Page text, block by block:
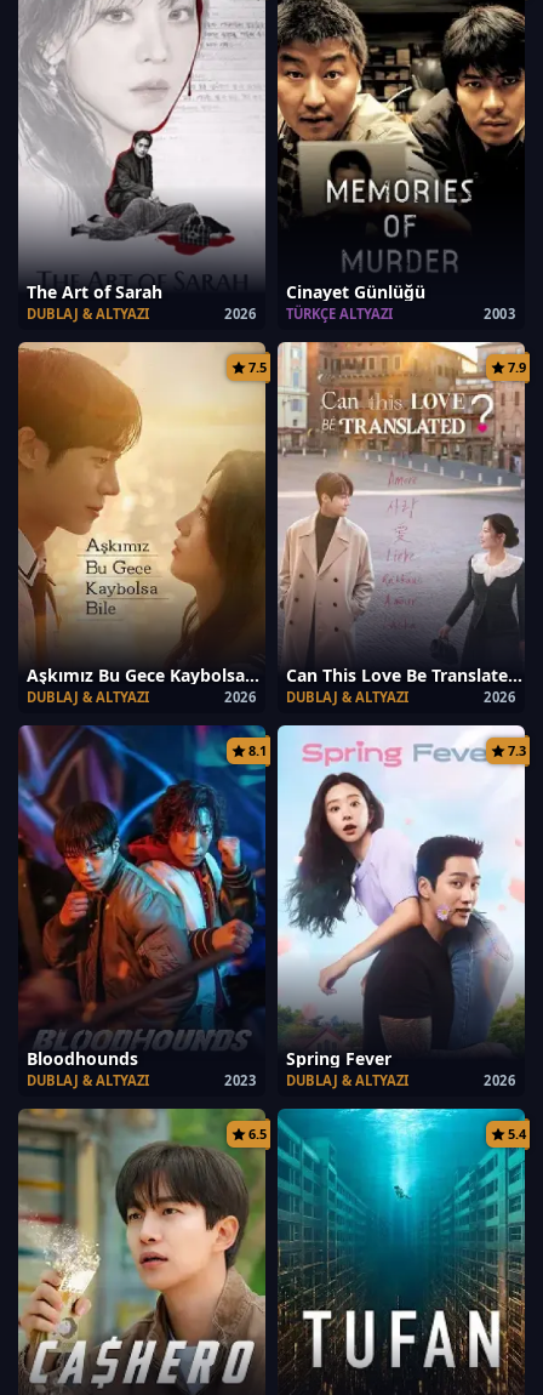
The Art of Sarah
2026
DUBLAJ & ALTYAZI
Cinayet Günlüğü
2003
TÜRKÇE ALTYAZI
7.5
Aşkımız Bu Gece Kaybolsa Bile
2026
DUBLAJ & ALTYAZI
7.9
Can This Love Be Translated?
2026
DUBLAJ & ALTYAZI
8.1
Bloodhounds
2023
DUBLAJ & ALTYAZI
7.3
Spring Fever
2026
DUBLAJ & ALTYAZI
6.5 5.4